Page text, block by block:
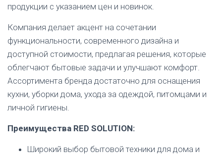
продукции с указанием цен и новинок.
Компания делает акцент на сочетании
функциональности, современного дизайна и
доступной стоимости, предлагая решения, которые
облегчают бытовые задачи и улучшают комфорт.
Ассортимента бренда достаточно для оснащения
кухни, уборки дома, ухода за одеждой, питомцами и
личной гигиены.
Преимущества RED SOLUTION:
Широкий выбор бытовой техники для дома и